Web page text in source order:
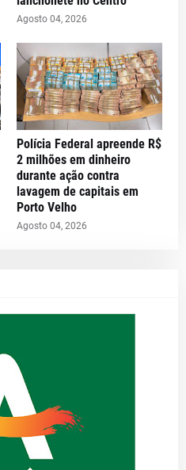
Agosto 04, 2026
Polícia Federal apreende R$
2 milhões em dinheiro
durante ação contra
lavagem de capitais em
Porto Velho
Agosto 04, 2026